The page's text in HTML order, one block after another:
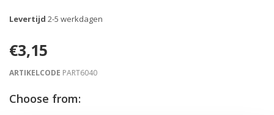
Levertijd 2-5 werkdagen
€3,15
ARTIKELCODE PART6040
Choose from: